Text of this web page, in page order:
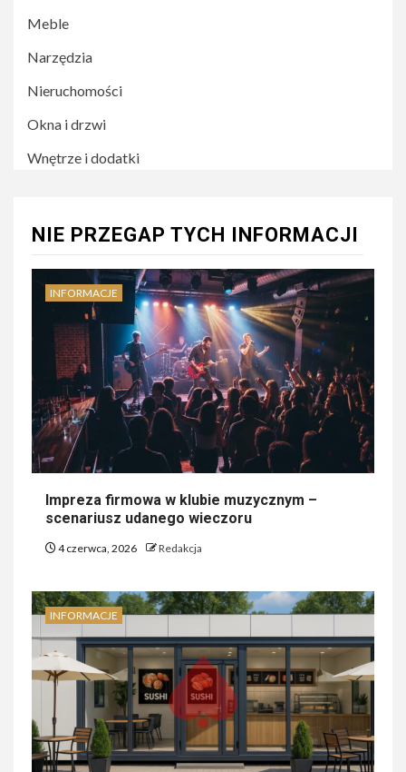
Meble
Narzędzia
Nieruchomości
Okna i drzwi
Wnętrze i dodatki
NIE PRZEGAP TYCH INFORMACJI
INFORMACJE
Impreza firmowa w klubie muzycznym –
scenariusz udanego wieczoru
4 czerwca, 2026 Redakcja
INFORMACJE